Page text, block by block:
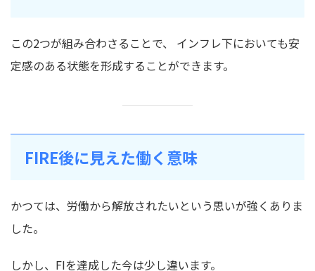
この2つが組み合わさることで、 インフレ下においても安
定感のある状態を形成することができます。
FIRE後に見えた働く意味
かつては、労働から解放されたいという思いが強くありま
した。
しかし、FIを達成した今は少し違います。